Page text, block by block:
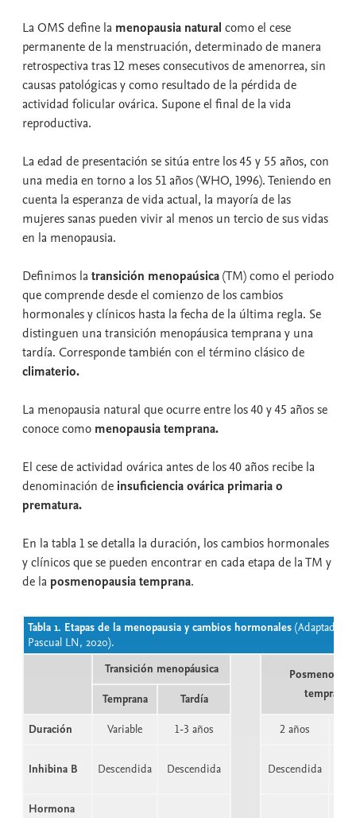
La OMS define la menopausia natural como el cese
permanente de la menstruación, determinado de manera
retrospectiva tras 12 meses consecutivos de amenorrea, sin
causas patológicas y como resultado de la pérdida de
actividad folicular ovárica. Supone el final de la vida
reproductiva.
La edad de presentación se sitúa entre los 45 y 55 años, con
una media en torno a los 51 años (WHO, 1996). Teniendo en
cuenta la esperanza de vida actual, la mayoría de las
mujeres sanas pueden vivir al menos un tercio de sus vidas
en la menopausia.
Definimos latransición menopaúsica(TM) como el periodo
que comprende desde el comienzo de los cambios
hormonales y clínicos hasta la fecha de la última regla. Se
distinguen una transición menopáusica temprana y una
tardía. Corresponde también con el término clásico de
climaterio.
La menopausia natural que ocurre entre los 40 y 45 años se
conoce como menopausia temprana.
El cese de actividad ovárica antes de los 40 años recibe la
denominación de insuficiencia ovárica primaria o
prematura.
En la tabla 1 se detalla la duración, los cambios hormonales
y clínicos que se pueden encontrar en cada etapa de la TM y
de la posmenopausia temprana.
Tabla 1. Etapas de la menopausia y cambios hormonales(Adaptada de
Pascual LN, 2020).
Transición menopáusica
temprana
Temprana
Tardía
Duración
Variable 1-3 años 2 años
Inhibina B Descendida Descendida Descendida
Hormona